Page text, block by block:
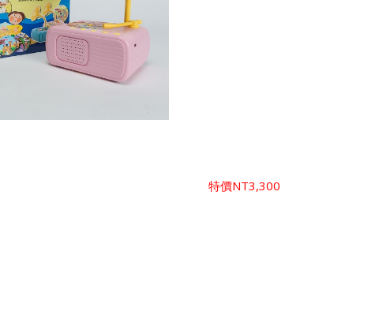
特價NT3,300